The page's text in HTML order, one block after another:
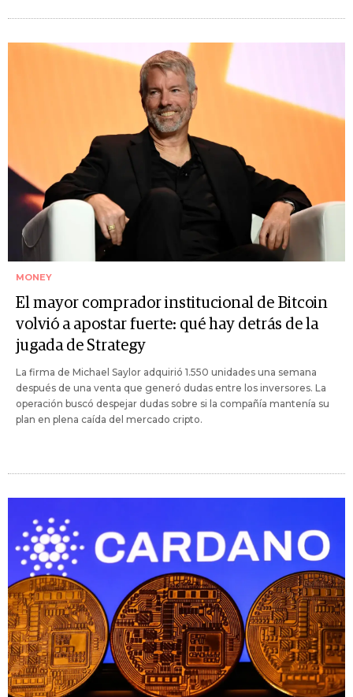
MONEY
El mayor comprador institucional de Bitcoin
volvió a apostar fuerte: qué hay detrás de la
jugada de Strategy
La firma de Michael Saylor adquirió 1.550 unidades una semana
después de una venta que generó dudas entre los inversores. La
operación buscó despejar dudas sobre si la compañía mantenía su
plan en plena caída del mercado cripto.